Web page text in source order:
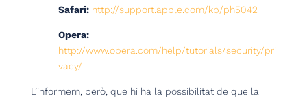
Safari: http://support.apple.com/kb/ph5042
Opera:
http://www.opera.com/help/tutorials/security/pri
vacy/
L’informem, però, que hi ha la possibilitat de que la